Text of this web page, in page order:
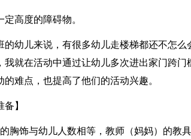
定高度的障碍物。
的幼儿来说，有很多幼儿走楼梯都还不怎
我就在活动中通过让幼儿多次进出家门跨
的难点，也提高了他们的活动兴趣。
备】
胸饰与幼儿人数相等，教师（妈妈）的教